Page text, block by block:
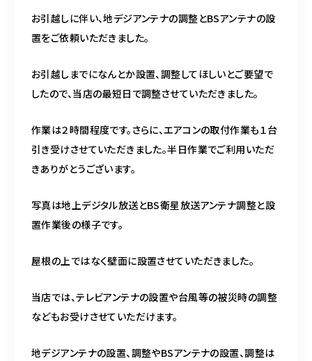
お引越しに伴い、地デジアンテナの調整とBSアンテナの設
置をご依頼いただきました。
お引越しまでになんとか設置、調整してほしいとご要望で
したので、当店の最短日で調整させていただきました。
作業は２時間程度です。さらに、エアコンの取付作業も１台
引き受けさせていただきました。半日作業でご利用いただ
きありがとうございます。
写真は地上デジタル放送とBS衛星放送アンテナ調整と設
置作業後の様子です。
屋根の上ではなく壁面に設置させていただきました。
当店では、テレビアンテナの設置や台風等の被災時の調整
などもお受けさせていただけます。
地デジアンテナの設置、調整やBSアンテナの設置、調整は